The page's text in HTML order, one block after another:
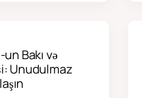
Bakı və
Unudulmaz